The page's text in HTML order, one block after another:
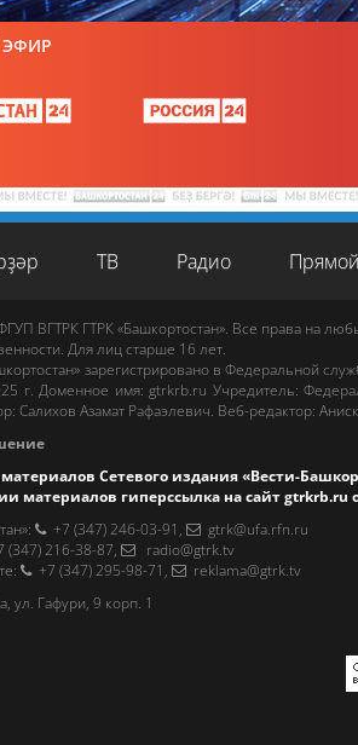
ТВ Радио
ВГТРК ГТРК «Башкортостан». Все права на
Для лиц старше 16 лет.
зарегистрировано в Федеральной
г. Доменное имя:gtrkrb.ru Учредитель:
: Салихов Азамат Рафаэлевич. Веб-редактор:
Сетевого издания «Вести-
материалов гиперссылка на сайтgtrkrb.ru
: +7 (347) 246-03-91 ,
gtrk@ufa.rfn.ru
(347) 216-38-87,
radio@gtrk.tv
: +7 (347) 295-98-71 ,
reklama@gtrk.tv
, ул. Гафури, 9 корп. 1